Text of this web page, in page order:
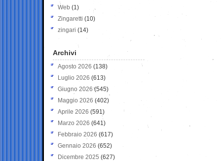
Web (1)
Zingaretti (10)
zingari (14)
Archivi
Agosto 2026 (138)
Luglio 2026 (613)
Giugno 2026 (545)
Maggio 2026 (402)
Aprile 2026 (591)
Marzo 2026 (641)
Febbraio 2026 (617)
Gennaio 2026 (652)
Dicembre 2025 (627)